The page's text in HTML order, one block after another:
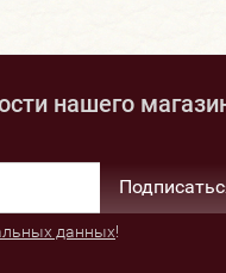
нашего
данных!